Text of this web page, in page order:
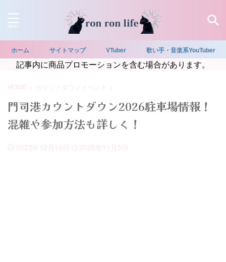
ホーム サイトマップ VTuber 歌い手・音楽系YouTuber
記事内に商品プロモーションを含む場合があります。
HOME > カウントダウンイベント >
門司港カウントダウン2026駐車場情報！
混雑や参加方法も詳しく！
2023年12月14日 2025年11月5日